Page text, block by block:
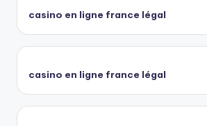
casino en ligne france légal
casino en ligne france légal